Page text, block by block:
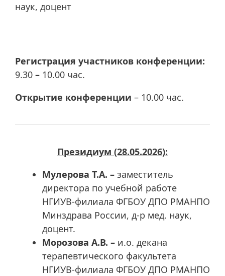
наук, доцент
Регистрация участников конференции:
9.30 – 10.00 час.
Открытие конференции – 10.00 час.
Президиум (28.05.2026):
Мулерова Т.А. – заместитель
директора по учебной работе
НГИУВ-филиала ФГБОУ ДПО РМАНПО
Минздрава России, д-р мед. наук,
доцент.
Морозова А.В. – и.о. декана
терапевтического факультета
НГИУВ-филиала ФГБОУ ДПО РМАНПО